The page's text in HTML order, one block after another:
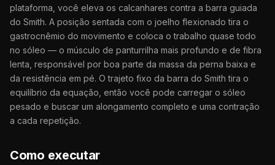
plataforma, você eleva os calcanhares contra a barra guiada
do Smith. A posição sentada com o joelho flexionado tira o
gastrocnêmio do movimento e coloca o trabalho quase todo
no sóleo — o músculo de panturrilha mais profundo e de fibra
lenta, responsável por boa parte da massa da perna baixa e
da resistência em pé. O trajeto fixo da barra do Smith tira o
equilíbrio da equação, então você pode carregar o sóleo
pesado e buscar um alongamento completo e uma contração
a cada repetição.
Como executar